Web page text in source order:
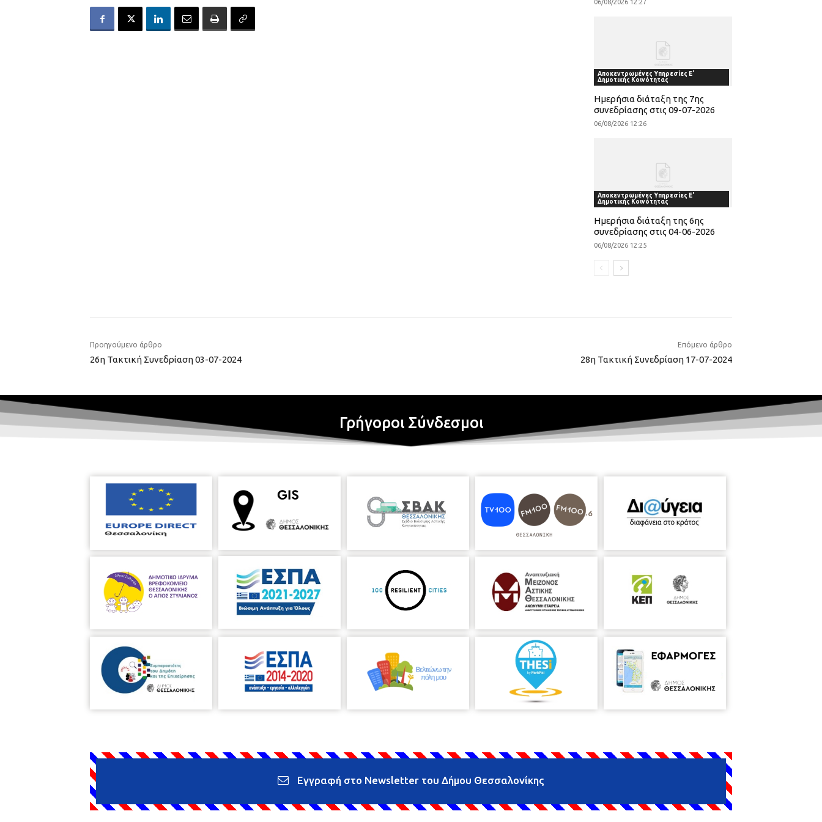
06/08/2026 12:27
Αποκεντρωμένες Υπηρεσίες Ε'
Δημοτικής Κοινότητας
Ημερήσια διάταξη της 7ης
συνεδρίασης στις 09-07-2026
06/08/2026 12:26
Αποκεντρωμένες Υπηρεσίες Ε'
Δημοτικής Κοινότητας
Ημερήσια διάταξη της 6ης
συνεδρίασης στις 04-06-2026
06/08/2026 12:25
Προηγούμενο άρθρο
26η Τακτική Συνεδρίαση 03-07-2024
Επόμενο άρθρο
28η Τακτική Συνεδρίαση 17-07-2024
Γρήγοροι Σύνδεσμοι
Εγγραφή στο Newsletter του Δήμου Θεσσαλονίκης